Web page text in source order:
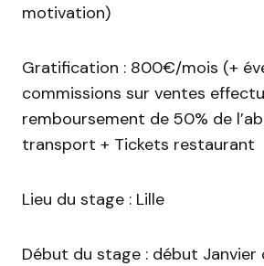
motivation)
Gratification : 800€/mois (+
commissions sur ventes
remboursement de 50% de
transport + Tickets restaurant
Lieu du stage : Lille
Début du stage : début Janvier